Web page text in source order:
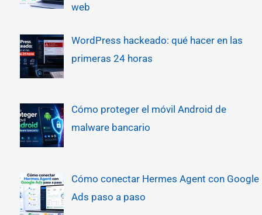
web
WordPress hackeado: qué hacer en las
primeras 24 horas
Cómo proteger el móvil Android de
malware bancario
Cómo conectar Hermes Agent con Google
Ads paso a paso